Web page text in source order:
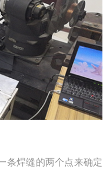
条焊缝的两个点来确定